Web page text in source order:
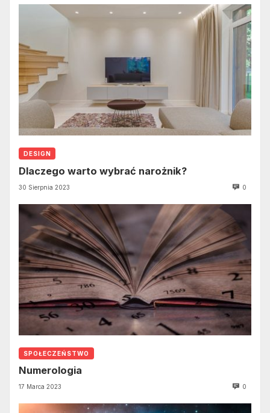
DESIGN
Dlaczego warto wybrać narożnik?
30 Sierpnia 2023 0
SPOŁECZEŃSTWO
Numerologia
17 Marca 2023 0